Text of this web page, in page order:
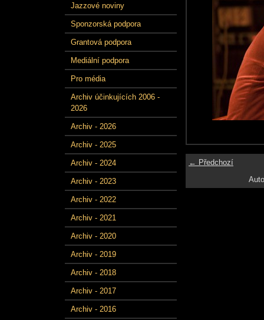
Jazzové noviny
Sponzorská podpora
Grantová podpora
Mediální podpora
Pro média
Archiv účinkujících 2006 -
2026
Archiv - 2026
Archiv - 2025
Archiv - 2024
Archiv - 2023
Archiv - 2022
Archiv - 2021
Archiv - 2020
Archiv - 2019
Archiv - 2018
Archiv - 2017
Archiv - 2016
← Předchozí